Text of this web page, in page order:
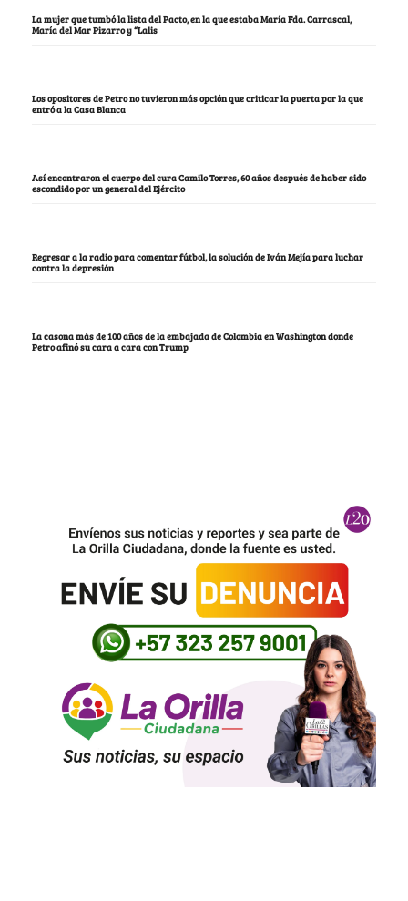
La mujer que tumbó la lista del Pacto, en la que estaba María Fda. Carrascal,
María del Mar Pizarro y “Lalis
Los opositores de Petro no tuvieron más opción que criticar la puerta por la que
entró a la Casa Blanca
Así encontraron el cuerpo del cura Camilo Torres, 60 años después de haber sido
escondido por un general del Ejército
Regresar a la radio para comentar fútbol, la solución de Iván Mejía para luchar
contra la depresión
La casona más de 100 años de la embajada de Colombia en Washington donde
Petro afinó su cara a cara con Trump